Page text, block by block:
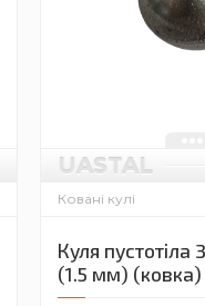
UASTAL
Ковані кулі
Куля пустотіла
(1.5 мм) (ковка)